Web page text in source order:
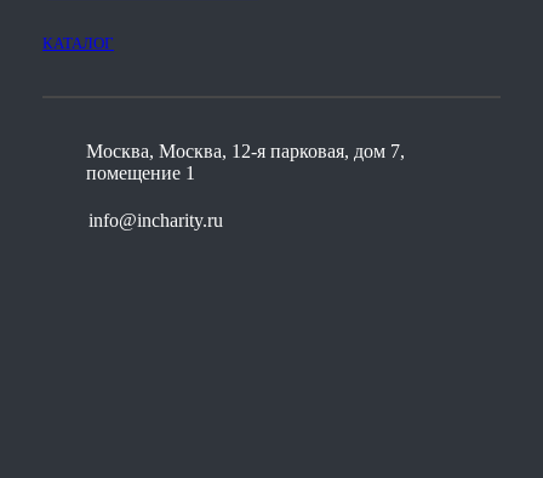
КАТАЛОГ
Москва, Москва, 12-я парковая, дом 7,
помещение 1
info@incharity.ru